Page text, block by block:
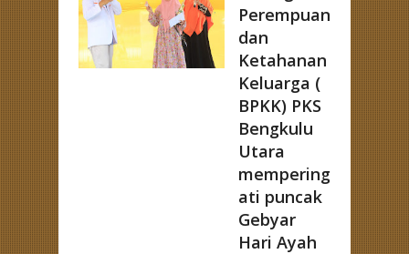
Perempuan
dan
Ketahanan
Keluarga (
BPKK) PKS
Bengkulu
Utara
mempering
ati puncak
Gebyar
Hari Ayah